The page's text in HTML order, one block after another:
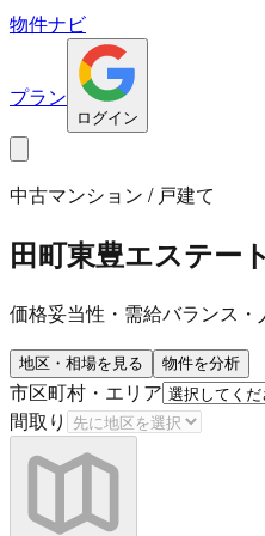
物件ナビ
プラン
ログイン
中古マンション / 戸建て
田町東豊エステート
価格妥当性・需給バランス
地区・相場を見る 物件を分析
市区町村・エリア
間取り